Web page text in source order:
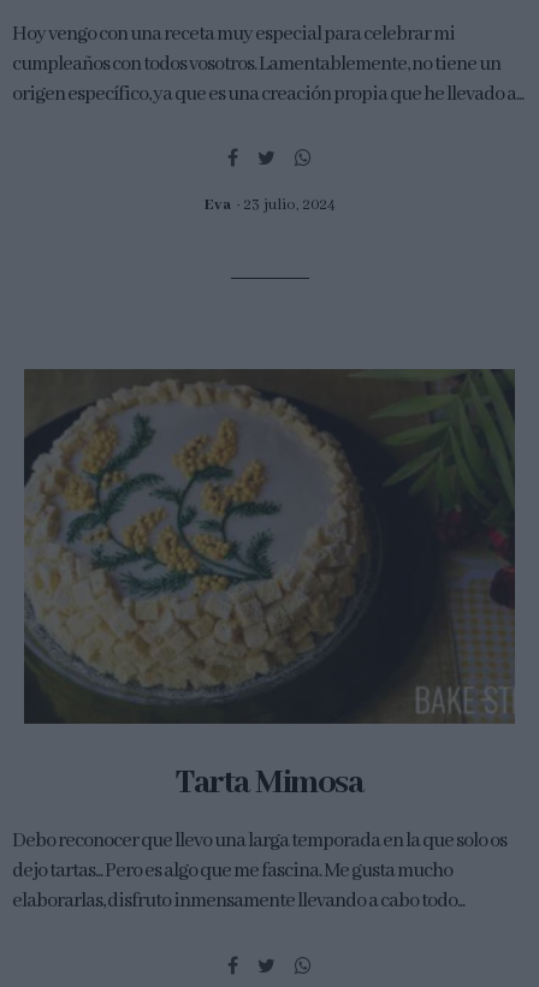
Hoy vengo con una receta muy especial para celebrar mi
cumpleaños con todos vosotros. Lamentablemente, no tiene un
origen específico, ya que es una creación propia que he llevado a...
Eva 23 julio, 2024
Tarta Mimosa
Debo reconocer que llevo una larga temporada en la que solo os
dejo tartas... Pero es algo que me fascina. Me gusta mucho
elaborarlas, disfruto inmensamente llevando a cabo todo...